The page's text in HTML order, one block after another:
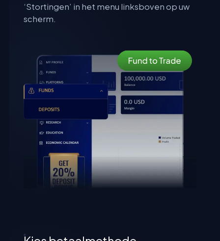
‘Stortingen’ in het menu linksboven op uw
scherm.